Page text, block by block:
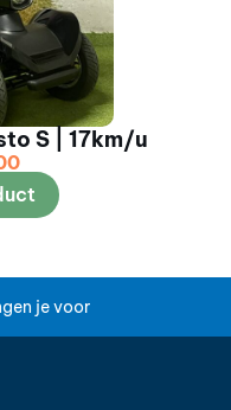
S | 17km/u
je voor